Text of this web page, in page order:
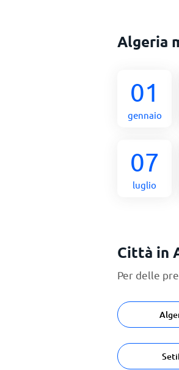
Algeria
01
gennaio
07
luglio
Città in
Per delle